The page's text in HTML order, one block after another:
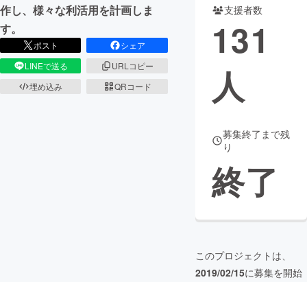
作し、様々な利活用を計画しま
す。
ポスト
シェア
LINEで送る
URLコピー
埋め込み
QRコード
支援者数
131
人
募集終了まで残
り
終了
このプロジェクトは、
2019/02/15に募集を開始